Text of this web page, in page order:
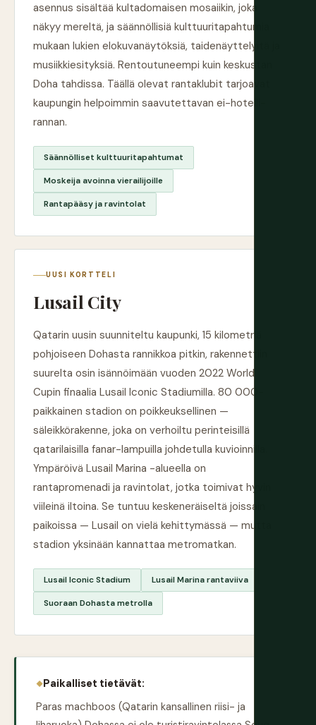
asennus sisältää kultadomaisen mosaiikin, joka
näkyy mereltä, ja säännöllisiä kulttuuritapahtumia
mukaan lukien elokuvanäytöksiä, taidenäyttelyitä ja
musiikkiesityksiä. Rentoutuneempi kuin keskustan
Doha tahdissa. Täällä olevat rantaklubit tarjoavat
kaupungin helpoimmin saavutettavan ei-hotelli-
rannan.
Säännölliset kulttuuritapahtumat
Moskeija avoinna vierailijoille
Rantapääsy ja ravintolat
UUSI KORTTELI
Lusail City
Qatarin uusin suunniteltu kaupunki, 15 kilometriä
pohjoiseen Dohasta rannikkoa pitkin, rakennettiin
suurelta osin isännöimään vuoden 2022 World
Cupin finaalia Lusail Iconic Stadiumilla. 80 000-
paikkainen stadion on poikkeuksellinen —
säleikkörakenne, joka on verhoiltu perinteisillä
qatarilaisilla fanar-lampuilla johdetulla kuvioinnilla.
Ympäröivä Lusail Marina -alueella on
rantapromenadi ja ravintolat, jotka toimivat hyvin
viileinä iltoina. Se tuntuu keskeneräiseltä joissain
paikoissa — Lusail on vielä kehittymässä — mutta
stadion yksinään kannattaa metromatkan.
Lusail Iconic Stadium Lusail Marina rantaviiva
Suoraan Dohasta metrolla
Paikalliset tietävät:
Paras machboos (Qatarin kansallinen riisi- ja